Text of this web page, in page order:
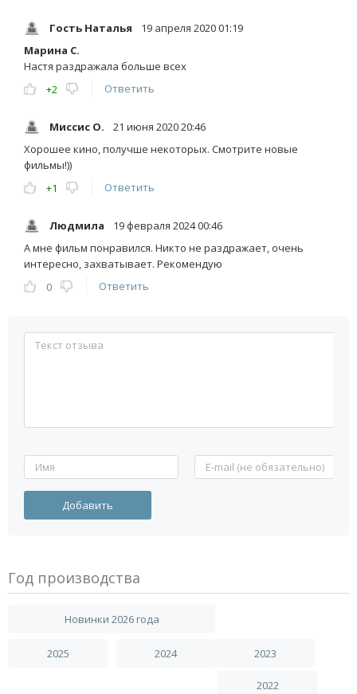
Гость Наталья
19 апреля 2020 01:19
Марина С.
Настя раздражала больше всех
+2
Ответить
Миссис О.
21 июня 2020 20:46
Хорошее кино, получше некоторых. Смотрите новые
фильмы!))
+1
Ответить
Людмила
19 февраля 2024 00:46
А мне фильм понравился. Никто не раздражает, очень
интересно, захватывает. Рекомендую
0
Ответить
Год производства
Новинки 2026 года
2025 2024 2023
2022